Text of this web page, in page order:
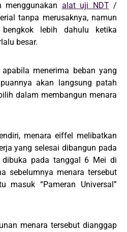
menggunakan alat uji NDT/
tanpa merusaknya, namun
lebih dahulu ketika
besar.
menerima beban yang
akan langsung patah
dalam membangun menara
menara eiffel melibatkan
yang selesai dibangun pada
pada tanggal 6 Mei di
sebelumnya menara tersebut
masuk “Pameran Universal”
menara tersebut dianggap